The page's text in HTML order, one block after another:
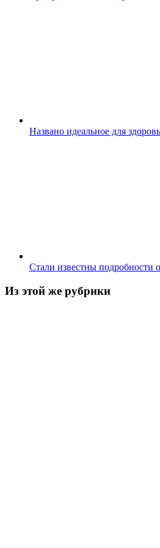
Названо идеальное для
Стали известны подробности
Из этой же рубрики